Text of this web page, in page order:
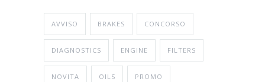
AVVISO BRAKES CONCORSO
DIAGNOSTICS ENGINE FILTERS
NOVITA OILS PROMO